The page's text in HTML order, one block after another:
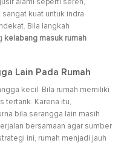
alami seperti sereh,
kuat untuk indra
Bila langkah
kelabang masuk rumah
Lain Pada Rumah
kecil. Bila rumah memiliki
tertarik. Karena itu,
bila serangga lain masih
bersamaan agar sumber
ini, rumah menjadi jauh